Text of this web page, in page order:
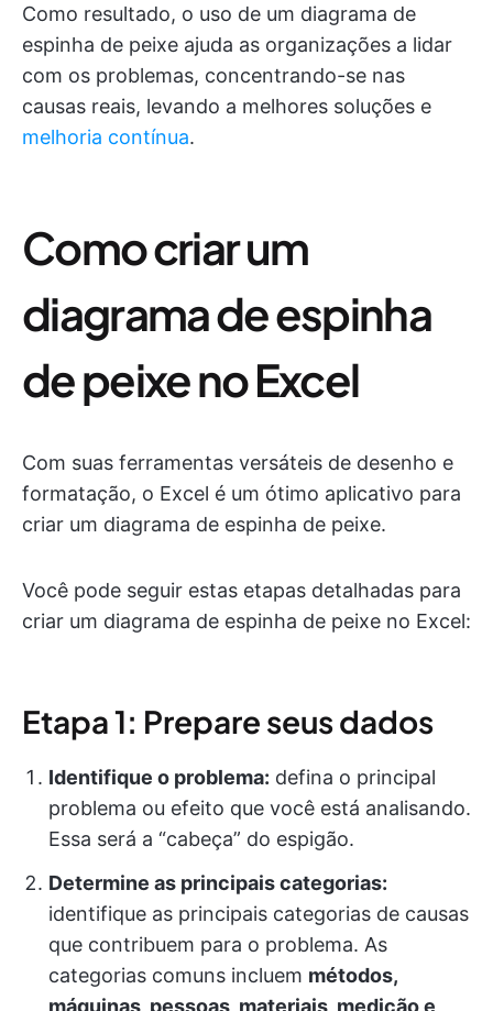
Como resultado, o uso de um diagrama de
espinha de peixe ajuda as organizações a lidar
com os problemas, concentrando-se nas
causas reais, levando a melhores soluções e
melhoria contínua.
Como criar um
diagrama de espinha
de peixe no Excel
Com suas ferramentas versáteis de desenho e
formatação, o Excel é um ótimo aplicativo para
criar um diagrama de espinha de peixe.
Você pode seguir estas etapas detalhadas para
criar um diagrama de espinha de peixe no Excel:
Etapa 1: Prepare seus dados
Identifique o problema: defina o principal
problema ou efeito que você está analisando.
Essa será a “cabeça” do espigão.
Determine as principais categorias:
identifique as principais categorias de causas
que contribuem para o problema. As
categorias comuns incluem métodos,
máquinas, pessoas, materiais, medição e